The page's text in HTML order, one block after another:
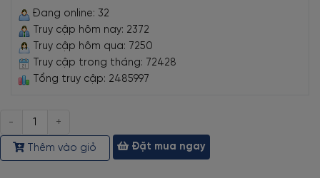
Đang online: 32
Truy cập hôm nay: 2372
Truy cập hôm qua: 7250
Truy cập trong tháng: 72428
Tổng truy cập: 2485997
Số
lượng
Thêm vào giỏ
Đặt mua ngay